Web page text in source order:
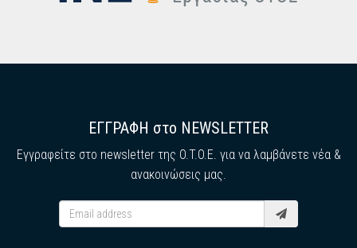
ΕΓΓΡΑΦΗ στο NEWSLETTER
Εγγραφείτε στο newsletter της O.T.O.E. για να λαμβάνετε νέα &
ανακοινώσεις μας.